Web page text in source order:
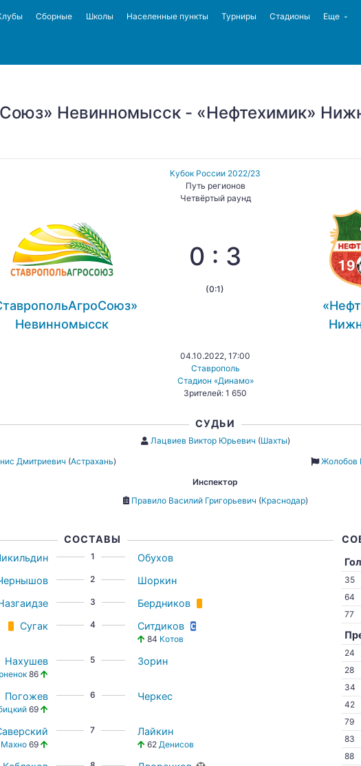
Сборные Школы Населенные пункты Турниры Стадионы Еще
Невинномысск - «Нефтехимик»
Кубок России 2022/23
Путь регионов
Четвёртый раунд
Невинномысск
0 : 3
(0:1)
04.10.2022, 17:00
Ставрополь
Стадион «Динамо»
Зрителей: 1 650
СУДЬИ
Лацвиев Виктор Юрьевич (Шахты)
Дмитриевич (Астрахань) Жолобов
Инспектор
Правило Василий Григорьевич (Краснодар)
СОСТАВЫ
1
Обухов
2
Шоркин
3
Бердников
Сугак
4 Ситдиков
84 Котов
Нахушев
86
5 Зорин
Погожев
69
6 Черкес
Махно69
7 Лайкин
62Денисов
35
64
77
24
28
34
42
79
83
88